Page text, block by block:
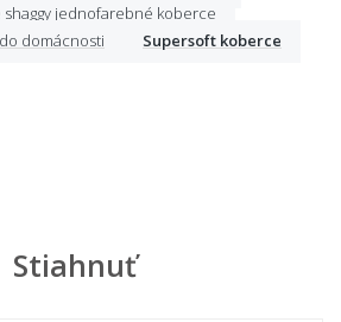
shaggy jednofarebné koberce
domácnosti
Supersoft koberce
Stiahnuť